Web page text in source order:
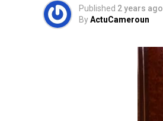
Published 2 years ago
ByActuCameroun